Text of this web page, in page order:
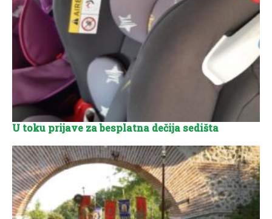
U toku prijave za besplatna dečija sedišta